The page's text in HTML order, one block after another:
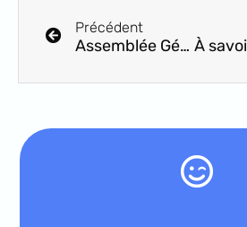
Précédent
Assemblée Générale : comment bien rédiger une convocation